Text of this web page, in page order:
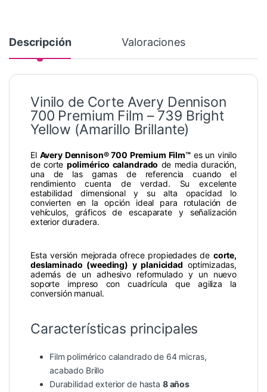
Descripción Valoraciones
Vinilo de Corte Avery Dennison
700 Premium Film – 739 Bright
Yellow (Amarillo Brillante)
El Avery Dennison® 700 Premium Film™es un vinilo
de corte polimérico calandrado de media duración,
una de las gamas de referencia cuando el
rendimiento cuenta de verdad. Su excelente
estabilidad dimensional y su alta opacidad lo
convierten en la opción ideal para rotulación de
vehículos, gráficos de escaparate y señalización
exterior duradera.
Esta versión mejorada ofrece propiedades de corte,
deslaminado (weeding) y planicidad optimizadas,
además de un adhesivo reformulado y un nuevo
soporte impreso con cuadrícula que agiliza la
conversión manual.
Características principales
Film polimérico calandrado de 64 micras,
acabado Brillo
Durabilidad exterior de hasta 8 años